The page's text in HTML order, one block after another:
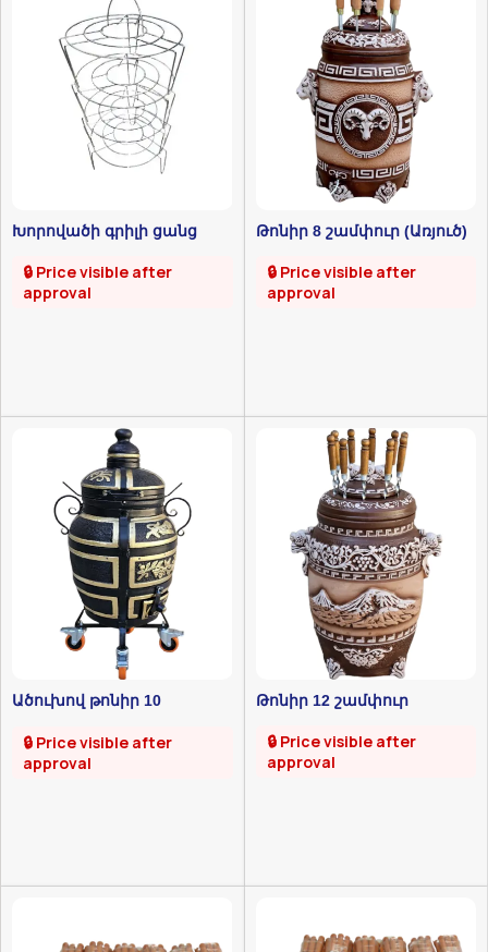
Խորովածի գրիլի ցանց
🔒 Price visible after
approval
Թոնիր 8 շամփուր (Առյուծ)
🔒 Price visible after
approval
Ածուխով թոնիր 10
🔒 Price visible after
approval
Թոնիր 12 շամփուր
🔒 Price visible after
approval